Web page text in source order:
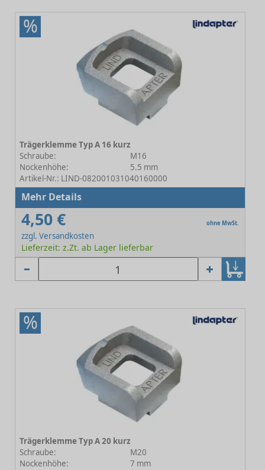
%
Trägerklemme Typ A 16 kurz
Schraube:
M16
Nockenhöhe:
5.5 mm
Artikel-Nr.: LIND-082001031040160000
Mehr Details
4,50 € ohne MwSt.
zzgl. Versandkosten
Lieferzeit: z.Zt. ab Lager lieferbar
%
Trägerklemme Typ A 20 kurz
Schraube:
M20
Nockenhöhe:
7 mm